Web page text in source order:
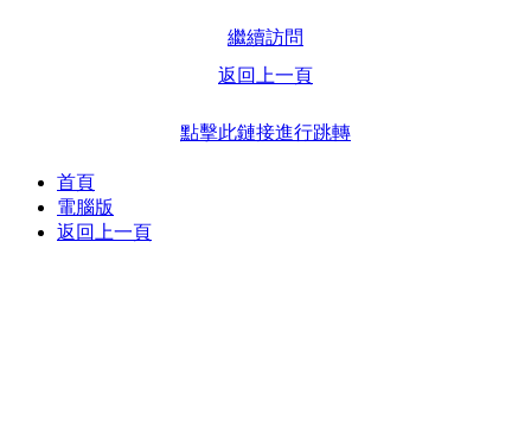
繼續訪問
返回上一頁
點擊此鏈接進行跳轉
首頁
電腦版
返回上一頁